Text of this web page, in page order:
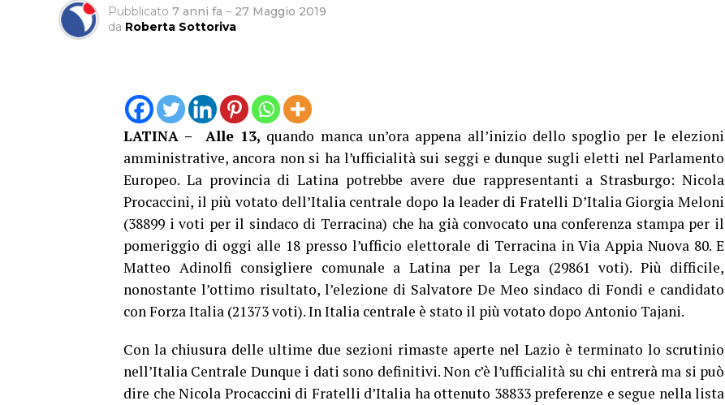
Pubblicato 7 anni fa – 27 Maggio 2019
da Roberta Sottoriva
LATINA – Alle 13, quando manca un’ora appena all’inizio dello spoglio per le elezioni
amministrative, ancora non si ha l’ufficialità sui seggi e dunque sugli eletti nel Parlamento
Europeo. La provincia di Latina potrebbe avere due rappresentanti a Strasburgo: Nicola
Procaccini, il più votato dell’Italia centrale dopo la leader di Fratelli D’Italia Giorgia Meloni
(38899 i voti per il sindaco di Terracina) che ha già convocato una conferenza stampa per il
pomeriggio di oggi alle 18 presso l’ufficio elettorale di Terracina in Via Appia Nuova 80. E
Matteo Adinolfi consigliere comunale a Latina per la Lega (29861 voti). Più difficile,
nonostante l’ottimo risultato, l’elezione di Salvatore De Meo sindaco di Fondi e candidato
con Forza Italia (21373 voti). In Italia centrale è stato il più votato dopo Antonio Tajani.
Con la chiusura delle ultime due sezioni rimaste aperte nel Lazio è terminato lo scrutinio
nell’Italia Centrale Dunque i dati sono definitivi. Non c’è l’ufficialità su chi entrerà ma si può
dire che Nicola Procaccini di Fratelli d’Italia ha ottenuto 38833 preferenze e segue nella lista